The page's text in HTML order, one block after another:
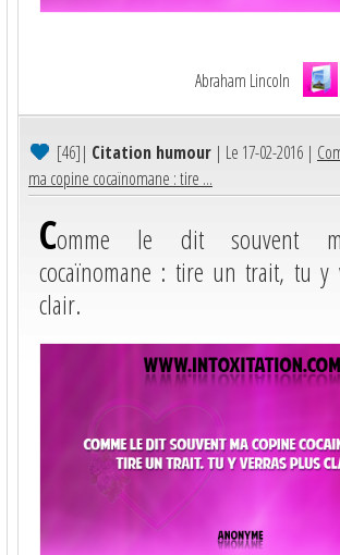
Abraham Lincoln
[46]| Citation humour | Le 17-02-2016 |
ma copine cocaïnomane : tire ...
Comme le dit souvent
cocaïnomane : tire un trait, tu y
clair.